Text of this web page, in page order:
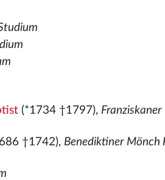
(*1734 †1797),
†1742), Benediktiner Mönch